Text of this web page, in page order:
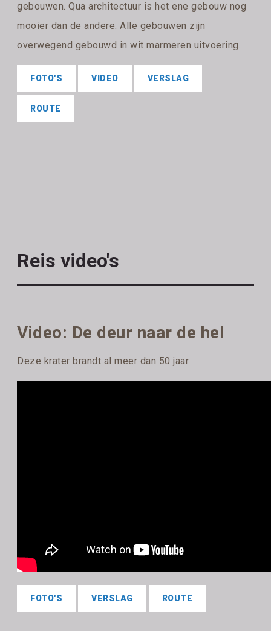
gebouwen. Qua architectuur is het ene gebouw nog
mooier dan de andere. Alle gebouwen zijn
overwegend gebouwd in wit marmeren uitvoering.
FOTO'S VIDEO VERSLAG
ROUTE
Reis video's
Video: De deur naar de hel
Deze krater brandt al meer dan 50 jaar
FOTO'S VERSLAG ROUTE